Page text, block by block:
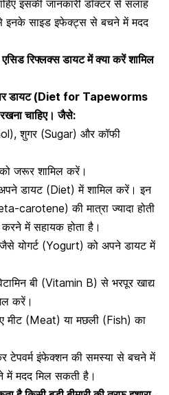
इसकी जानकारी डॉक्टर से सलाह
इनके साइड इफेक्ट्स से बचने में मदद
रिफ्लक्स डायट में क्या करें शामिल
पर डायट (Diet for Tapeworms
चाहिए। जैसे:
शुगर (Sugar) औरकॉफी
जरूर शामिल करें।
डायट (Diet) में शामिल करें। इन
carotene) की मात्रा ज्यादा होती
करने में सहायक होता है।
जैसे योगर्ट (Yogurt) को अपने डायट में
बी (Vitamin B) से भरपूर खाद्य
करें।
मीट (Meat) या मछली (Fish) का
टेपवर्म इंफेक्शन की समस्या से बचने में
में मदद मिल सकती है।